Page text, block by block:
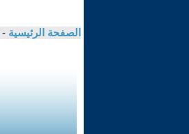
الصفحة الرئيسية -